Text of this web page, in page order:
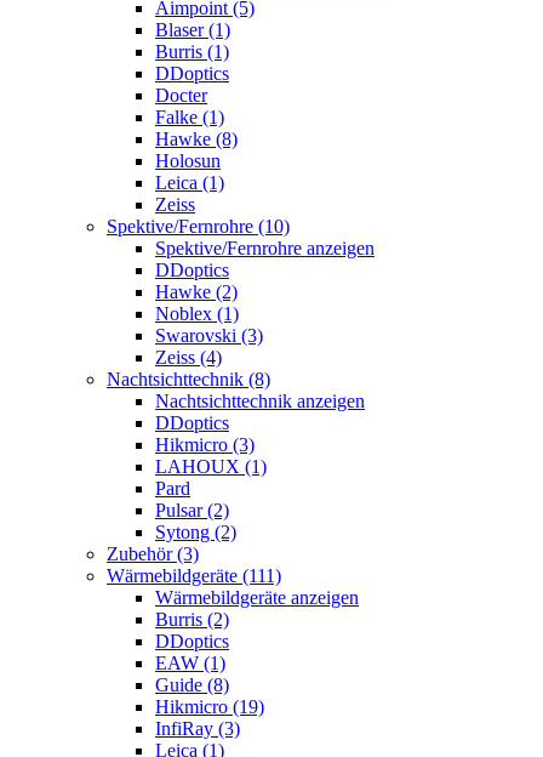
Aimpoint (5)
Blaser (1)
Burris (1)
DDoptics
Docter
Falke (1)
Hawke (8)
Holosun
Leica (1)
Zeiss
Spektive/Fernrohre (10)
Spektive/Fernrohre anzeigen
DDoptics
Hawke (2)
Noblex (1)
Swarovski (3)
Zeiss (4)
Nachtsichttechnik (8)
Nachtsichttechnik anzeigen
DDoptics
Hikmicro (3)
LAHOUX (1)
Pard
Pulsar (2)
Sytong (2)
Zubehör (3)
Wärmebildgeräte (111)
Wärmebildgeräte anzeigen
Burris (2)
DDoptics
EAW (1)
Guide (8)
Hikmicro (19)
InfiRay (3)
Leica (1)